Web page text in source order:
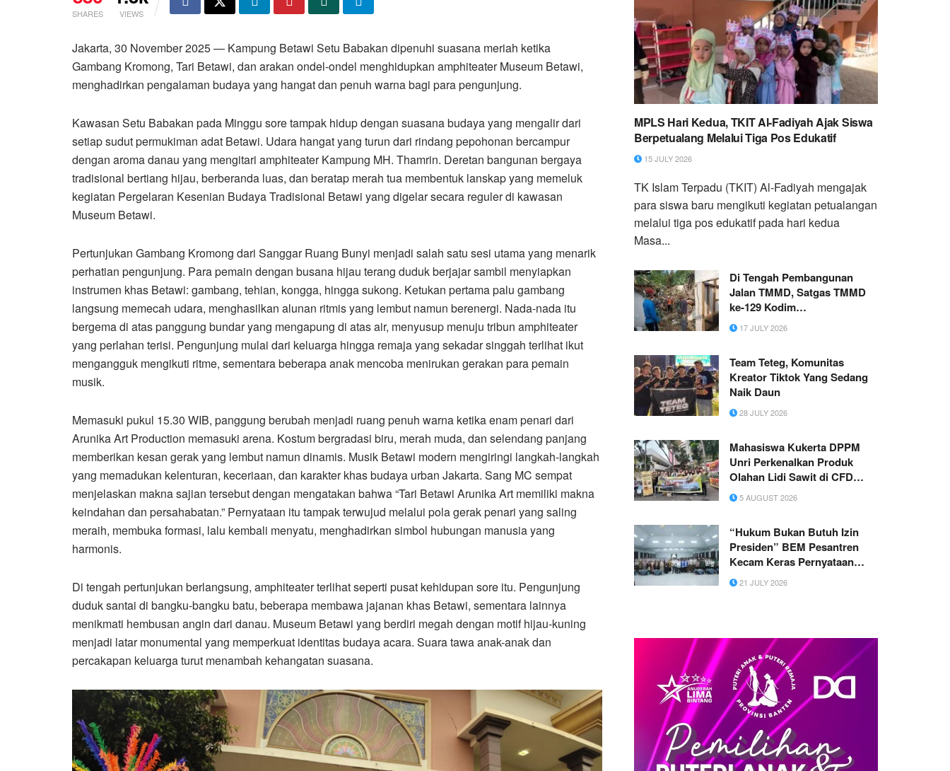
SHARES VIEWS
Jakarta, 30 November 2025 — Kampung Betawi Setu Babakan dipenuhi suasana meriah ketika
Gambang Kromong, Tari Betawi, dan arakan ondel-ondel menghidupkan amphiteater Museum Betawi,
menghadirkan pengalaman budaya yang hangat dan penuh warna bagi para pengunjung.
Kawasan Setu Babakan pada Minggu sore tampak hidup dengan suasana budaya yang mengalir dari
setiap sudut permukiman adat Betawi. Udara hangat yang turun dari rindang pepohonan bercampur
dengan aroma danau yang mengitari amphiteater Kampung MH. Thamrin. Deretan bangunan bergaya
tradisional bertiang hijau, berberanda luas, dan beratap merah tua membentuk lanskap yang memeluk
kegiatan Pergelaran Kesenian Budaya Tradisional Betawi yang digelar secara reguler di kawasan
Museum Betawi.
Pertunjukan Gambang Kromong dari Sanggar Ruang Bunyi menjadi salah satu sesi utama yang menarik
perhatian pengunjung. Para pemain dengan busana hijau terang duduk berjajar sambil menyiapkan
instrumen khas Betawi: gambang, tehian, kongga, hingga sukong. Ketukan pertama palu gambang
langsung memecah udara, menghasilkan alunan ritmis yang lembut namun berenergi. Nada-nada itu
bergema di atas panggung bundar yang mengapung di atas air, menyusup menuju tribun amphiteater
yang perlahan terisi. Pengunjung mulai dari keluarga hingga remaja yang sekadar singgah terlihat ikut
mengangguk mengikuti ritme, sementara beberapa anak mencoba menirukan gerakan para pemain
musik.
Memasuki pukul 15.30 WIB, panggung berubah menjadi ruang penuh warna ketika enam penari dari
Arunika Art Production memasuki arena. Kostum bergradasi biru, merah muda, dan selendang panjang
memberikan kesan gerak yang lembut namun dinamis. Musik Betawi modern mengiringi langkah-langkah
yang memadukan kelenturan, keceriaan, dan karakter khas budaya urban Jakarta. Sang MC sempat
menjelaskan makna sajian tersebut dengan mengatakan bahwa “Tari Betawi Arunika Art memiliki makna
keindahan dan persahabatan.” Pernyataan itu tampak terwujud melalui pola gerak penari yang saling
meraih, membuka formasi, lalu kembali menyatu, menghadirkan simbol hubungan manusia yang
harmonis.
Di tengah pertunjukan berlangsung, amphiteater terlihat seperti pusat kehidupan sore itu. Pengunjung
duduk santai di bangku-bangku batu, beberapa membawa jajanan khas Betawi, sementara lainnya
menikmati hembusan angin dari danau. Museum Betawi yang berdiri megah dengan motif hijau-kuning
menjadi latar monumental yang memperkuat identitas budaya acara. Suara tawa anak-anak dan
percakapan keluarga turut menambah kehangatan suasana.
MPLS Hari Kedua, TKIT Al-Fadiyah Ajak Siswa
Berpetualang Melalui Tiga Pos Edukatif
15 JULY 2026
TK Islam Terpadu (TKIT) Al-Fadiyah mengajak
para siswa baru mengikuti kegiatan petualangan
melalui tiga pos edukatif pada hari kedua
Masa...
Di Tengah Pembangunan
Jalan TMMD, Satgas TMMD
ke-129 Kodim
0601/Pandeglang Gerak Cepat
Bantu Warga Terdampak
17 JULY 2026
Team Teteg, Komunitas
Kreator Tiktok Yang Sedang
Naik Daun
28 JULY 2026
Mahasiswa Kukerta DPPM
Unri Perkenalkan Produk
Olahan Lidi Sawit di CFD
Pekanbaru
5 AUGUST 2026
“Hukum Bukan Butuh Izin
Presiden” BEM Pesantren
Kecam Keras Pernyataan
Hotman Paris ke Kapolri
21 JULY 2026